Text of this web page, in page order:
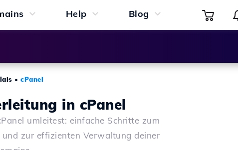
Help Blog
• cPanel
in cPanel
umleitest: einfache Schritte zum
zur effizienten Verwaltung deiner